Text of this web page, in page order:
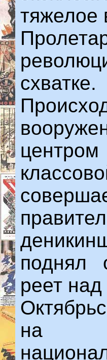
тяжелое
схватке.
поднял
реет
на